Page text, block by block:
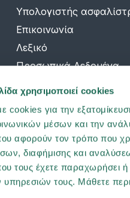
χρησιμοποιεί cookies
cookies για την
μέσων και την
αφορούν τον τρόπο που
διαφήμισης και
τους έχετε παραχωρήσει ή
τους. Μάθετε
Υπολογιστής
Επικοινωνία
Λεξικό
Προσωπικά Δεδομένα